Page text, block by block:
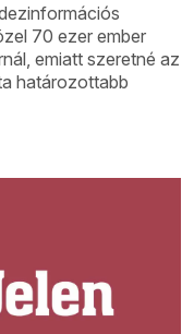
70 ezer ember
emiatt szeretné az
határozottabb